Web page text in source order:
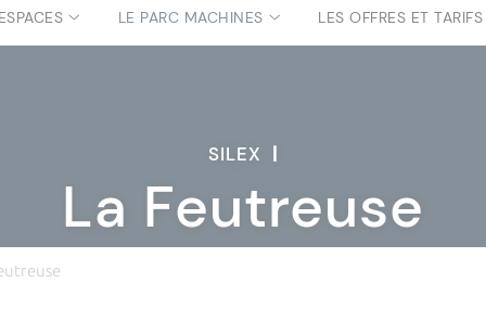
LE PARC MACHINES LES OFFRES ET TARIFS
SILEX |
La Feutreuse